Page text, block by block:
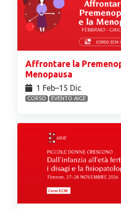
Affrontare la
Menopausa
1 Feb⁠–15 Dic
CORSO EVENTO AIGE